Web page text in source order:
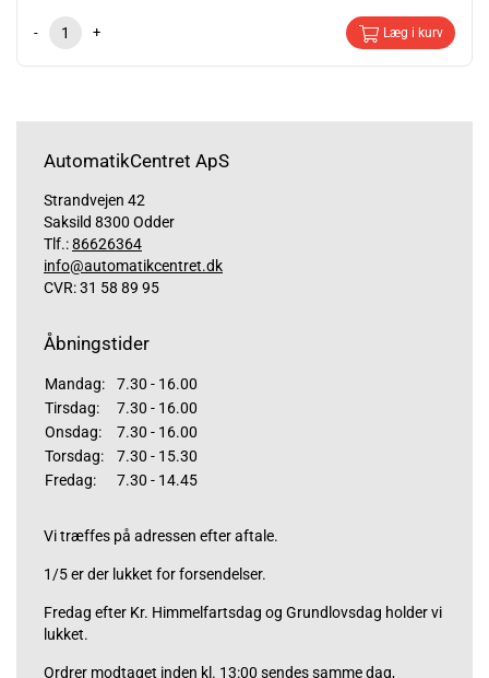
- + Læg i kurv
AutomatikCentret ApS
Strandvejen 42
Saksild 8300 Odder
Tlf.:86626364
info@automatikcentret.dk
CVR: 31 58 89 95
Åbningstider
Mandag:
7.30 - 16.00
Tirsdag:
7.30 - 16.00
Onsdag:
7.30 - 16.00
Torsdag:
7.30 - 15.30
Fredag:
7.30 - 14.45
Vi træffes på adressen efter aftale.
1/5 er der lukket for forsendelser.
Fredag efter Kr. Himmelfartsdag og Grundlovsdag holder vi
lukket.
Ordrer modtaget inden kl. 13:00 sendes samme dag,